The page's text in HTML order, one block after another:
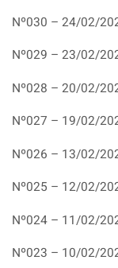
Nº030 – 24/02/
Nº029 – 23/02/
Nº028 – 20/02/
Nº027 – 19/02/
Nº026 – 13/02/
Nº025 – 12/02/
Nº024 – 11/02/
Nº023 – 10/02/